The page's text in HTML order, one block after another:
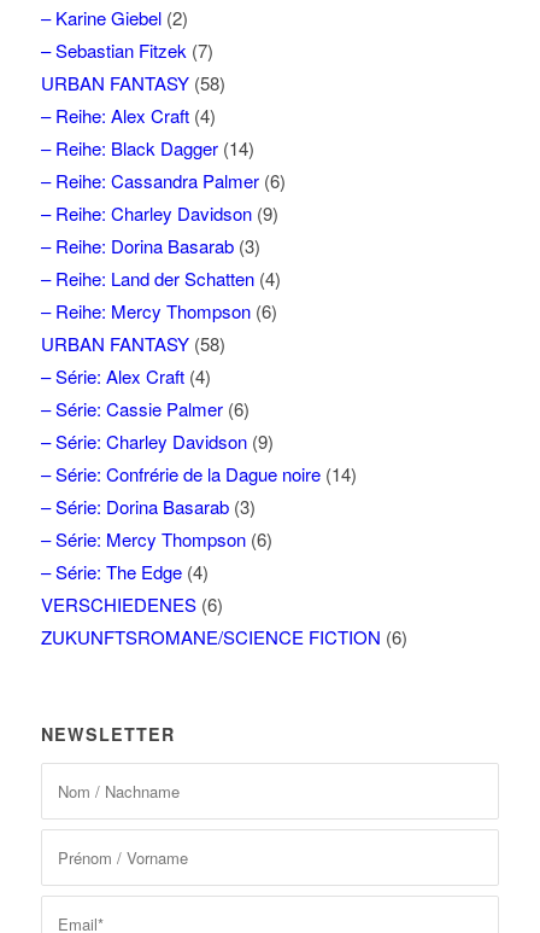
– Karine Giebel(2)
– Sebastian Fitzek (7)
URBAN FANTASY(58)
– Reihe: Alex Craft(4)
– Reihe: Black Dagger(14)
– Reihe: Cassandra Palmer(6)
– Reihe: Charley Davidson(9)
– Reihe: Dorina Basarab(3)
– Reihe: Land der Schatten(4)
– Reihe: Mercy Thompson(6)
URBAN FANTASY(58)
– Série: Alex Craft(4)
– Série: Cassie Palmer(6)
– Série: Charley Davidson(9)
– Série: Confrérie de la Dague noire(14)
– Série: Dorina Basarab(3)
– Série: Mercy Thompson(6)
– Série: The Edge(4)
VERSCHIEDENES(6)
ZUKUNFTSROMANE/SCIENCE FICTION (6)
NEWSLETTER